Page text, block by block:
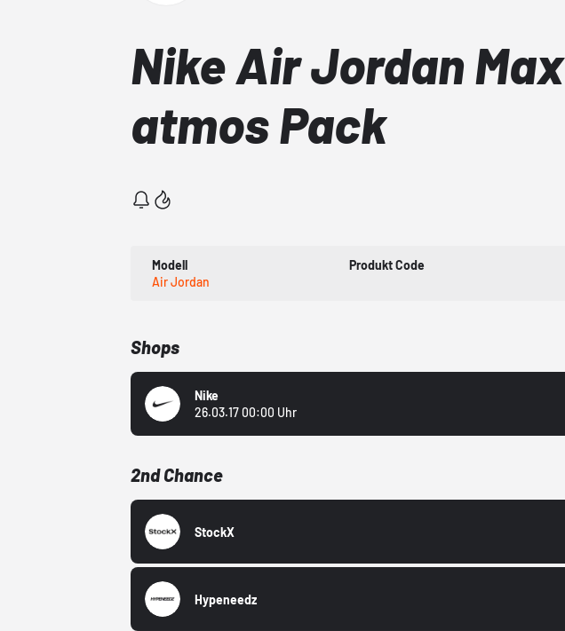
Nike Air Jordan Max
atmos Pack
Modell
Air Jordan
Produkt Code
Shops
Nike
26.03.17 00:00 Uhr
2nd Chance
StockX
Hypeneedz